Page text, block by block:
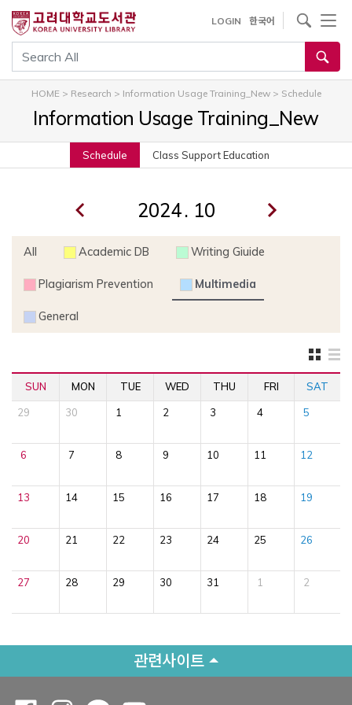
건
기
통합검색
LOGIN 한국어
사이트내 검색
HOME> Research > Information Usage Training_New> Schedule
Information Usage Training_New
Schedule Class Support Education
.
All Academic DB Writing Giuide
Plagiarism Prevention Multimedia
General
SUN MON TUE WED THU FRI SAT
29 30 1 2 3 4 5
6 7 8 9 10 11 12
13 14 15 16 17 18 19
20 21 22 23 24 25 26
27 28 29 30 31 1 2
관련사이트